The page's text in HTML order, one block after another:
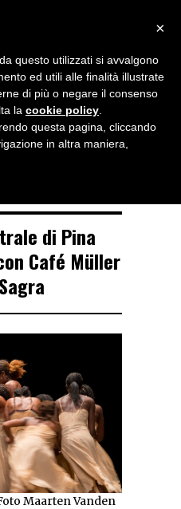
PER DANZATORI,
di Pina
Café Müller
Maarten Vanden
×
questo utilizzati si avvalgono
ed utili alle finalità illustrate
di più o negare il consenso
la cookie policy
questa pagina, cliccando
in altra maniera,